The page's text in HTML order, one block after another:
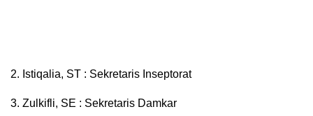
2. Istiqalia, ST : Sekretaris Inseptorat
3. Zulkifli, SE : Sekretaris Damkar